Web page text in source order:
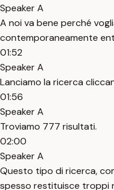
Speaker A
A noi va bene perché
contemporaneamente
01:52
Speaker A
Lanciamo la ricerca
01:56
Speaker A
Troviamo 777 risultati.
02:00
Speaker A
Questo tipo di ricerca,
spesso restituisce troppi